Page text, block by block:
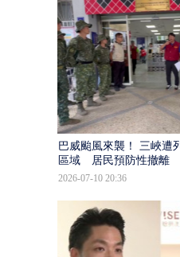
巴威颱風來襲！ 三峽遭
區域 居民預防性撤離
2026-07-10 20:36